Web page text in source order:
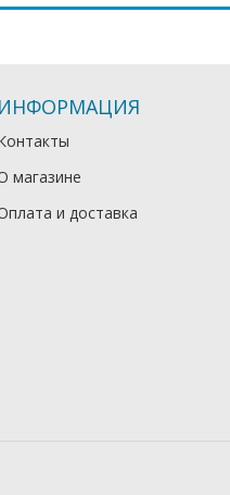
ИНФОРМАЦИЯ
магазине
и доставка